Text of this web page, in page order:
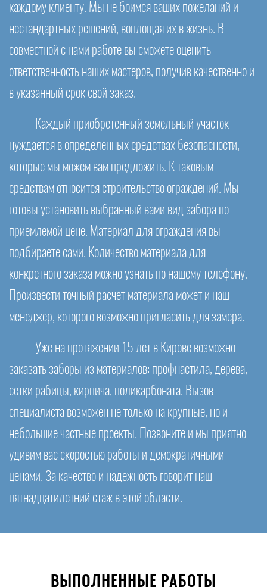
каждому клиенту. Мы не боимся ваших пожеланий и
нестандартных решений, воплощая их в жизнь. В
совместной с нами работе вы сможете оценить
ответственность наших мастеров, получив качественно и
в указанный срок свой заказ.
Каждый приобретенный земельный участок
нуждается в определенных средствах безопасности,
которые мы можем вам предложить. К таковым
средствам относится строительство ограждений. Мы
готовы установить выбранный вами вид забора по
приемлемой цене. Материал для ограждения вы
подбираете сами. Количество материала для
конкретного заказа можно узнать по нашему телефону.
Произвести точный расчет материала может и наш
менеджер, которого возможно пригласить для замера.
Уже на протяжении 15 лет в Кирове возможно
заказать заборы из материалов: профнастила, дерева,
сетки рабицы, кирпича, поликарбоната. Вызов
специалиста возможен не только на крупные, но и
небольшие частные проекты. Позвоните и мы приятно
удивим вас скоростью работы и демократичными
ценами. За качество и надежность говорит наш
пятнадцатилетний стаж в этой области.
ВЫПОЛНЕННЫЕ РАБОТЫ